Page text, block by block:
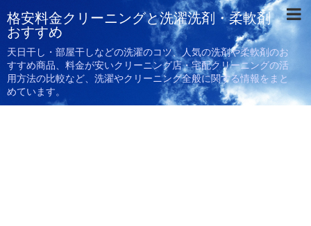
格安料金クリーニングと洗濯洗剤・柔軟剤
おすすめ
天日干し・部屋干しなどの洗濯のコツ、人気の洗剤や柔軟剤のお
すすめ商品、料金が安いクリーニング店・宅配クリーニングの活
用方法の比較など、洗濯やクリーニング全般に関する情報をまと
めています。